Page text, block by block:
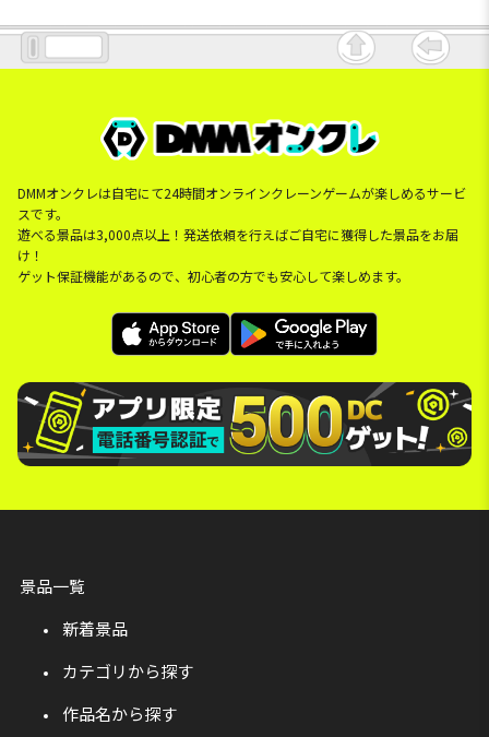
DMMオンクレは自宅にて24時間オンラインクレーンゲームが楽しめるサービ
スです。
遊べる景品は3,000点以上！発送依頼を行えばご自宅に獲得した景品をお届
け！
ゲット保証機能があるので、初心者の方でも安心して楽しめます。
景品一覧
新着景品
カテゴリから探す
作品名から探す